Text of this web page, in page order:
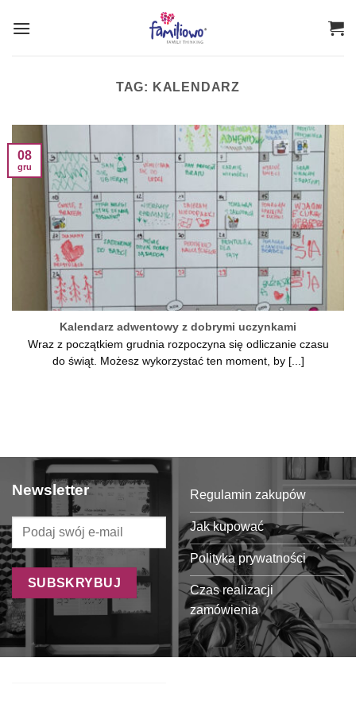
TAG: KALENDARZ
Kalendarz adwentowy z dobrymi uczynkami
Wraz z początkiem grudnia rozpoczyna się odliczanie czasu
do świąt. Możesz wykorzystać ten moment, by [...]
08
gru
Newsletter Regulamin zakupów
Jak kupować
Polityka prywatności
Czas realizacji
zamówienia